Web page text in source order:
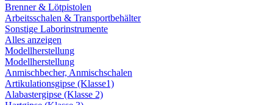
Brenner & Lötpistolen
Arbeitsschalen & Transportbehälter
Sonstige Laborinstrumente
Alles anzeigen
Modellherstellung
Modellherstellung
Anmischbecher, Anmischschalen
Artikulationsgipse (Klasse1)
Alabastergipse (Klasse 2)